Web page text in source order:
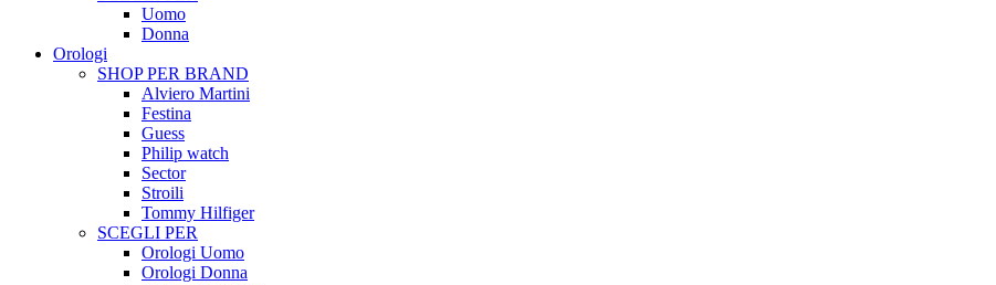
Uomo
Donna
Orologi
SHOP PER BRAND
Alviero Martini
Festina
Guess
Philip watch
Sector
Stroili
Tommy Hilfiger
SCEGLI PER
Orologi Uomo
Orologi Donna